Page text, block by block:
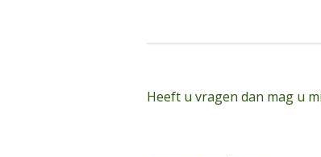
Heeft u vragen dan mag u